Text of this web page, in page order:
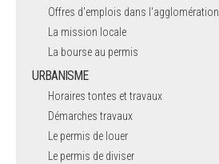
Offres d'emplois dans l'agglomération
La mission locale
La bourse au permis
URBANISME
Horaires tontes et travaux
Démarches travaux
Le permis de louer
Le permis de diviser